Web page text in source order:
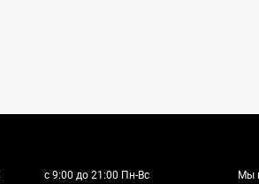
с 9:00 до 21:00 Пн-Вс Мы